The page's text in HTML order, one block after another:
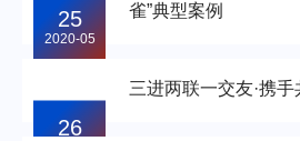
25
2020-05
雀”典型案例
26
三进两联一交友·携手